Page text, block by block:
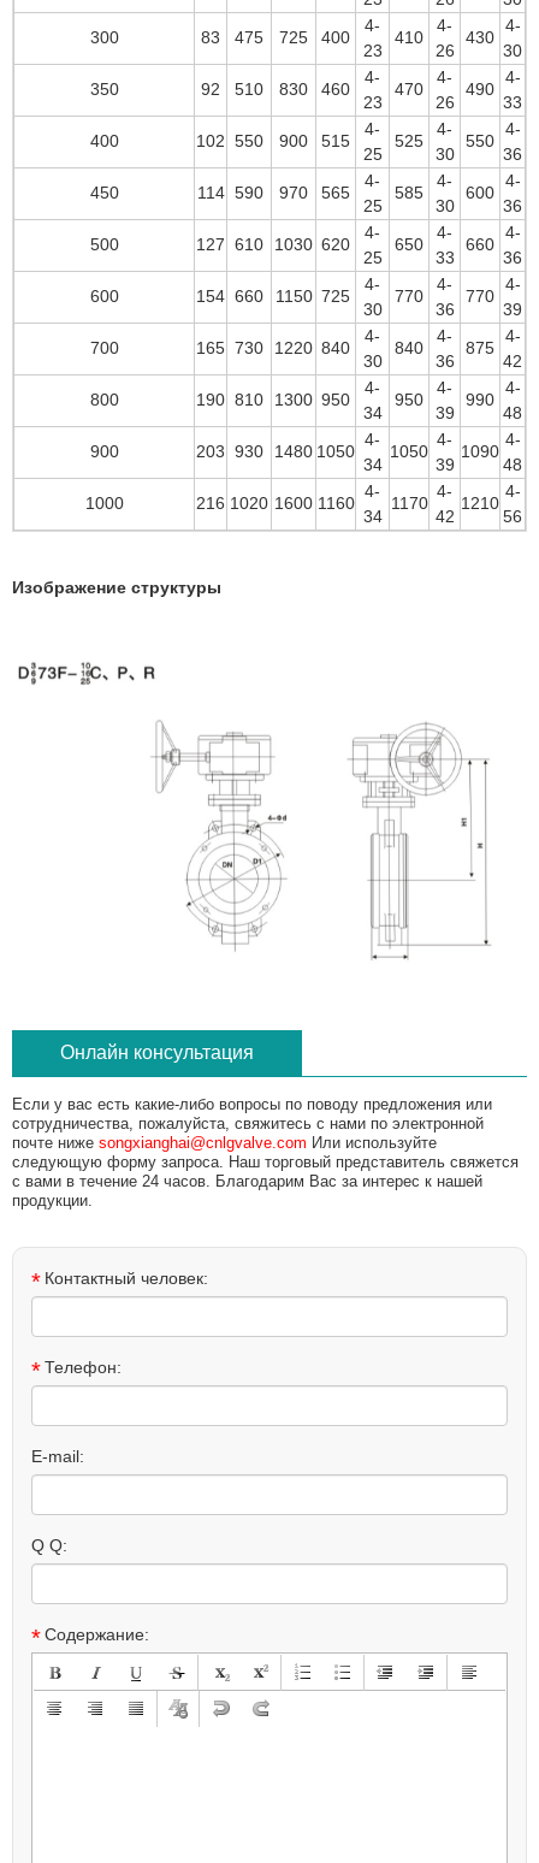
300
83 475 725 400
4-
23
410
4-
26
430
4-
30
350
92 510 830 460
4-
23
470
4-
26
490
4-
33
400
102 550 900 515
4-
25
525
4-
30
550
4-
36
450
114 590 970 565
4-
25
585
4-
30
600
4-
36
500
127 610 1030 620
4-
25
650
4-
33
660
4-
36
600
154 660 1150 725
4-
30
770
4-
36
770
4-
39
700
165 730 1220 840
4-
30
840
4-
36
875
4-
42
800
190 810 1300 950
4-
34
950
4-
39
990
4-
48
900
203 930 1480 1050
4-
34
1050
4-
39
1090
4-
48
1000
216 1020 1600 1160
4-
34
1170
4-
42
1210
4-
56
Изображение структуры
Онлайн консультация
Если у вас есть какие-либо вопросы по поводу предложения или
сотрудничества, пожалуйста, свяжитесь с нами по электронной
почте ниже songxianghai@cnlgvalve.com Или используйте
следующую форму запроса. Наш торговый представитель свяжется
с вами в течение 24 часов. Благодарим Вас за интерес к нашей
продукции.
* Контактный человек:
*Телефон:
E-mail:
Q Q:
*Содержание: